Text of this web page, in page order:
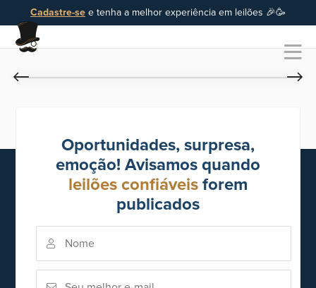
Cadastre-se e tenha a melhor experiência em leilões 🎉🥳
Oportunidades, surpresa,
emoção! Avisamos quando
leilões confiáveis forem
publicados